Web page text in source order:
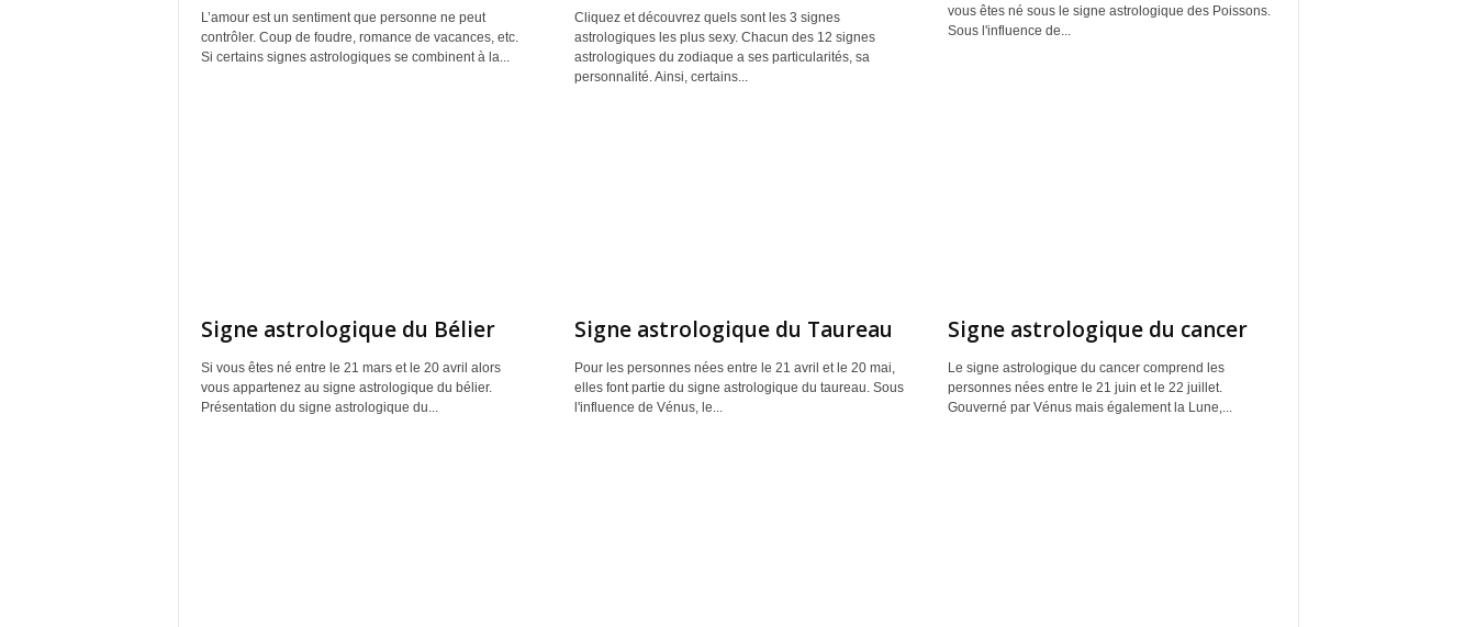
L’amour est un sentiment que personne ne peut
contrôler. Coup de foudre, romance de vacances, etc.
Si certains signes astrologiques se combinent à la...
Cliquez et découvrez quels sont les 3 signes
astrologiques les plus sexy. Chacun des 12 signes
astrologiques du zodiaque a ses particularités, sa
personnalité. Ainsi, certains...
vous êtes né sous le signe astrologique des Poissons.
Sous l'influence de...
Signe astrologique du Bélier
Si vous êtes né entre le 21 mars et le 20 avril alors
vous appartenez au signe astrologique du bélier.
Présentation du signe astrologique du...
Signe astrologique du Taureau
Pour les personnes nées entre le 21 avril et le 20 mai,
elles font partie du signe astrologique du taureau. Sous
l'influence de Vénus, le...
Signe astrologique du cancer
Le signe astrologique du cancer comprend les
personnes nées entre le 21 juin et le 22 juillet.
Gouverné par Vénus mais également la Lune,...